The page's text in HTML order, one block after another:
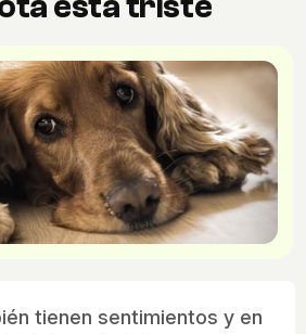
tienen sentimientos y en